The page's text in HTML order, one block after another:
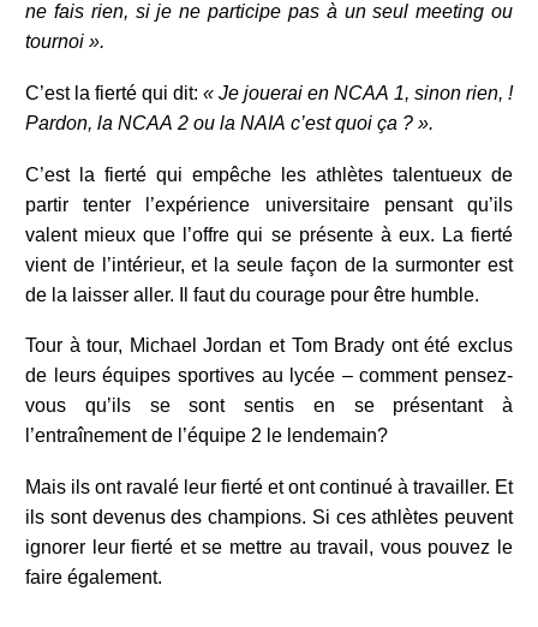
ne fais rien, si je ne participe pas à un seul meeting ou
tournoi ».
C’est la fierté qui dit: « Je jouerai en NCAA 1, sinon rien, !
Pardon, la NCAA 2 ou la NAIA c’est quoi ça ? ».
C’est la fierté qui empêche les athlètes talentueux de
partir tenter l’expérience universitaire pensant qu’ils
valent mieux que l’offre qui se présente à eux. La fierté
vient de l’intérieur, et la seule façon de la surmonter est
de la laisser aller. Il faut du courage pour être humble.
Tour à tour, Michael Jordan et Tom Brady ont été exclus
de leurs équipes sportives au lycée – comment pensez-
vous qu’ils se sont sentis en se présentant à
l’entraînement de l’équipe 2 le lendemain?
Mais ils ont ravalé leur fierté et ont continué à travailler. Et
ils sont devenus des champions. Si ces athlètes peuvent
ignorer leur fierté et se mettre au travail, vous pouvez le
faire également.